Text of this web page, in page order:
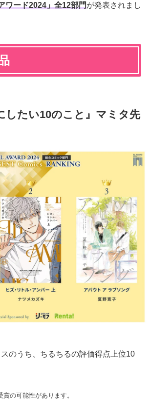
ワード2024」全12部門が発表されまし
したい10のこと』マミタ先
のうち、ちるちるの評価得点上位10
の可能性があります。